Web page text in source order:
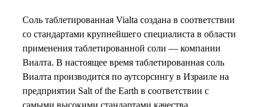
Соль таблетированная Vialta создана в соответствии
со стандартами крупнейшего специалиста в области
применения таблетированной соли — компании
Виалта. В настоящее время таблетированная соль
Виалта производится по аутсорсингу в Израиле на
предприятии Salt of the Earth в соответствии с
самыми высокими стандартами качества,